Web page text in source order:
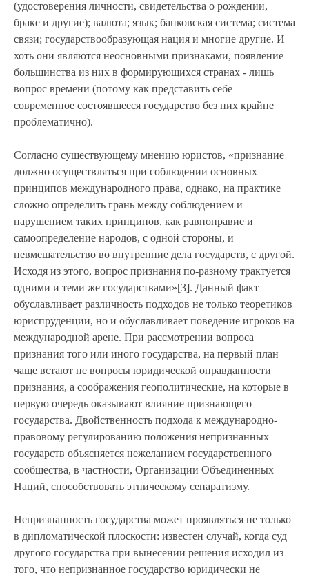
(удостоверения личности, свидетельства о рождении,
браке и другие); валюта; язык; банковская система; система
связи; государствообразующая нация и многие другие. И
хоть они являются неосновными признаками, появление
большинства из них в формирующихся странах - лишь
вопрос времени (потому как представить себе
современное состоявшееся государство без них крайне
проблематично).
Согласно существующему мнению юристов, «признание
должно осуществляться при соблюдении основных
принципов международного права, однако, на практике
сложно определить грань между соблюдением и
нарушением таких принципов, как равноправие и
самоопределение народов, с одной стороны, и
невмешательство во внутренние дела государств, с другой.
Исходя из этого, вопрос признания по-разному трактуется
одними и теми же государствами»[3]. Данный факт
обуславливает различность подходов не только теоретиков
юриспруденции, но и обуславливает поведение игроков на
международной арене. При рассмотрении вопроса
признания того или иного государства, на первый план
чаще встают не вопросы юридической оправданности
признания, а соображения геополитические, на которые в
первую очередь оказывают влияние признающего
государства. Двойственность подхода к международно-
правовому регулированию положения непризнанных
государств объясняется нежеланием государственного
сообщества, в частности, Организации Объединенных
Наций, способствовать этническому сепаратизму.
Непризнанность государства может проявляться не только
в дипломатической плоскости: известен случай, когда суд
другого государства при вынесении решения исходил из
того, что непризнанное государство юридически не